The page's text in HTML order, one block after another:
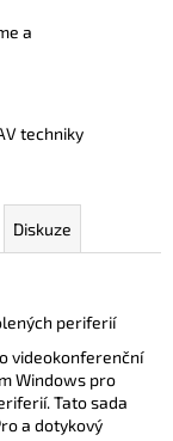
a
techniky
Diskuze
periferií
videokonferenční
Windows pro
Tato sada
a dotykový